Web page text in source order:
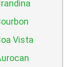
Vista